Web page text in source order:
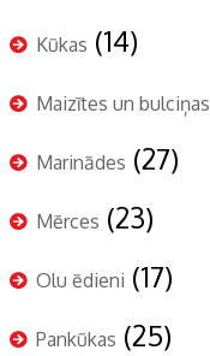
Kūkas (14)
Maizītes un bulciņas
Marinādes (27)
Mērces (23)
Olu ēdieni (17)
Pankūkas (25)